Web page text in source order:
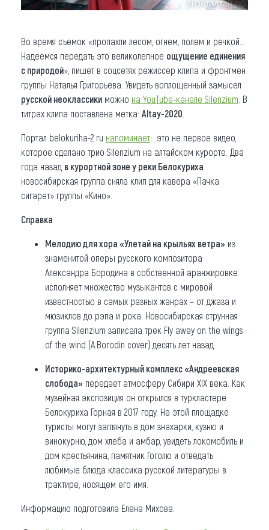
Во время съемок «пропахли лесом, огнем, полем и речкой...
Надеемся передать это великолепное ощущение единения
с природой», пишет в соцсетях режиссер клипа и фронтмен
группы Наталья Григорьева. Увидеть воплощенный замысел
русской неоклассики можно на YouTube-канале Silenzium . В
титрах клипа поставлена метка: Altay-2020
Портал belokuriha-2.ru напоминает: это не первое видео,
которое сделано трио Silenzium на алтайском курорте. Два
года назад в курортной зоне у реки Белокуриха
новосибирская группа сняла клип для кавера «Пачка
сигарет» группы «Кино».
Справка
Мелодию для хора «Улетай на крыльях ветра» из
знаменитой оперы русского композитора
Александра Бородина в собственной аранжировке
исполняет множество музыкантов с мировой
известностью в самых разных жанрах – от джаза и
мюзиклов до рэпа и рока. Новосибирская струнная
группа Silenzium записала трек Fly away on the wings
of the wind (A.Borodin cover) десять лет назад.
Историко-архитектурный комплекс «Андреевская
слобода» передает атмосферу Сибири XIX века. Как
музейная экспозиция он открылся в туркластере
Белокуриха Горная в 2017 году. На этой площадке
туристы могут заглянуть в дом знахарки, кузню и
винокурню, дом хлеба и амбар, увидеть локомобиль и
дом крестьянина, памятник Гоголю и отведать
любимые блюда классика русской литературы в
трактире, носящем его имя.
Информацию подготовила Елена Михова.